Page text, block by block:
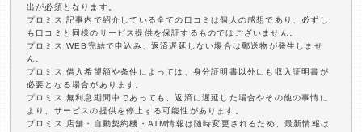
出が必須となります。
プロミス 記事内で紹介している全ての口コミは個人の感想であり、必ずし
も口コミと同様のサービス提供を保証するものではございません。
プロミス WEB完結で申込み、返済遅延しない場合は郵送物が発生しませ
ん。
プロミス 借入希望額や条件によっては、身分証明書以外にも収入証明書が
必要となる場合があります。
プロミス 無利息期間中であっても、返済に遅延した場合やその他の事情に
より、サービスの提供を停止する可能性があります。
プロミス 店舗・自動契約機・ATM情報は随時変更されるため、最新情報は